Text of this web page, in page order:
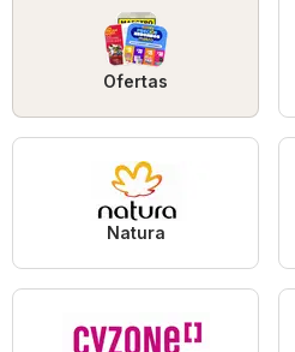
Ofertas
Natura